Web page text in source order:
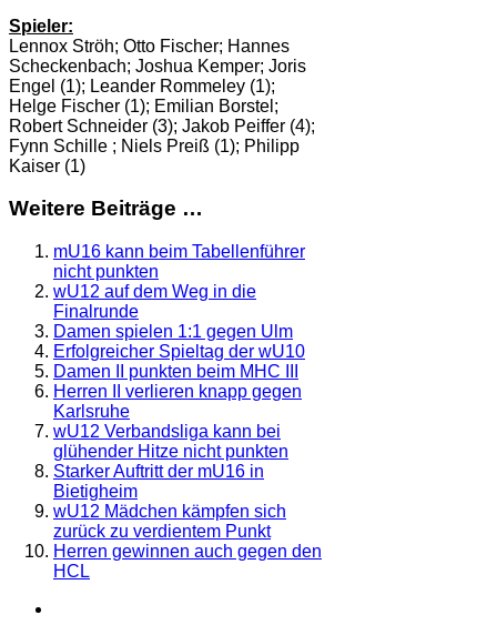
Spieler:
Lennox Ströh; Otto Fischer; Hannes
Scheckenbach; Joshua Kemper; Joris
Engel (1); Leander Rommeley (1);
Helge Fischer (1); Emilian Borstel;
Robert Schneider (3); Jakob Peiffer (4);
Fynn Schille ; Niels Preiß (1); Philipp
Kaiser (1)
Weitere Beiträge …
mU16 kann beim Tabellenführer
nicht punkten
wU12 auf dem Weg in die
Finalrunde
Damen spielen 1:1 gegen Ulm
Erfolgreicher Spieltag der wU10
Damen II punkten beim MHC III
Herren II verlieren knapp gegen
Karlsruhe
wU12 Verbandsliga kann bei
glühender Hitze nicht punkten
Starker Auftritt der mU16 in
Bietigheim
wU12 Mädchen kämpfen sich
zurück zu verdientem Punkt
Herren gewinnen auch gegen den
HCL